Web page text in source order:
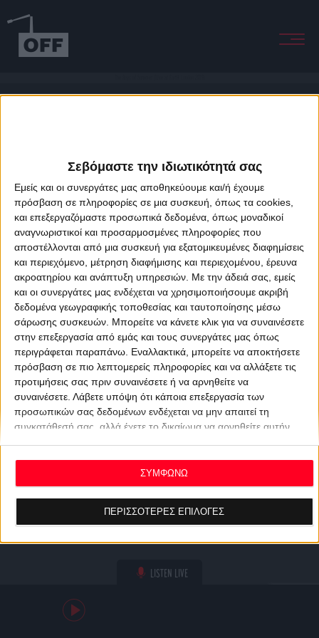
Σεβόμαστε την ιδιωτικότητά σας
Εμείς και οι συνεργάτες μας αποθηκεύουμε και/ή έχουμε
πρόσβαση σε πληροφορίες σε μια συσκευή, όπως τα cookies,
και επεξεργαζόμαστε προσωπικά δεδομένα, όπως μοναδικοί
αναγνωριστικοί και προσαρμοσμένες πληροφορίες που
αποστέλλονται από μια συσκευή για εξατομικευμένες διαφημίσεις
και περιεχόμενο, μέτρηση διαφήμισης και περιεχομένου, έρευνα
ακροατηρίου και ανάπτυξη υπηρεσιών. Με την άδειά σας, εμείς
και οι συνεργάτες μας ενδέχεται να χρησιμοποιήσουμε ακριβή
δεδομένα γεωγραφικής τοποθεσίας και ταυτοποίησης μέσω
σάρωσης συσκευών. Μπορείτε να κάνετε κλικ για να συναινέσετε
στην επεξεργασία από εμάς και τους συνεργάτες μας όπως
περιγράφεται παραπάνω. Εναλλακτικά, μπορείτε να αποκτήσετε
πρόσβαση σε πιο λεπτομερείς πληροφορίες και να αλλάξετε τις
προτιμήσεις σας πριν συναινέσετε ή να αρνηθείτε να
συναινέσετε. Λάβετε υπόψη ότι κάποια επεξεργασία των
προσωπικών σας δεδομένων ενδέχεται να μην απαιτεί τη
συγκατάθεσή σας, αλλά έχετε το δικαίωμα να αρνηθείτε αυτήν
ανακαλέσετε τη συγκατάθεσή σας ανά πάσα στιγμή
επιστρέφοντας σε αυτόν τον ιστότοπο και κάνοντας κλικ στο
κουμπί "Απορρήτου" στο κάτω μέρος της ιστοσελίδας.
ΠΕΡΙΣΣΟΤΕΡΕΣ ΕΠΙΛΟΓΕΣ
ΣΥΜΦΩΝΩ
LISTEN LIVE
About Offradio Business Class Terms & Conditions
Privacy Policy
Designed & developed byporcupine colors&Fotis Alexandrou